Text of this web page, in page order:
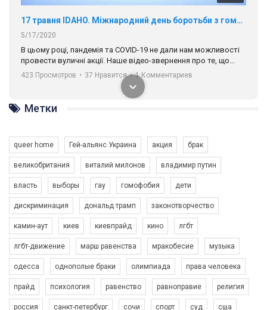
17 травня IDAHO. Міжнародний день боротьби з гомофобією трансфобією і біфобія.
5/17/2020
В цьому році, пандемія та COVІD-19 не дали нам можливості
провести вуличні акції. Наше відео-звернення про те, що
навіть коли ми у різних містах та не можемо зустрінеться, ми
разом. Ми закликаємо всіх хто поділяє цінності рівності та
солідарності, приєднатися до нас. Регіональні підрозділи
ГАУ є в 16 областях України.
Разом наш голос лунає гучніше!
423 Просмотров • 37 Нравится • 1 Комментариев
Зупинимо насильство проти ЛГБТ в Україні! Stop violence against LGBT in Ukraine!
6/30/2017
Емоційний та вражаючий промо-ролік на конкурс PACT, який
представляє програму "Гей-альянс Україна" з протидії
насильству проти ЛГБТ в Україні.
1.9K Просмотров • 226 Нравится • 5 Комментариев
Метки
queer home Гей-альянс Украина акция брак
великобритания виталий милонов владимир путин
власть выборы гау гомофобия дети
дискриминация дональд трамп законотворчество
камин-аут киев киевпрайд кино лгбт
лгбт-движение марш равенства мракобесие музыка
одесса однополые браки олимпиада права человека
прайд психология равенство равноправие религия
россия санкт-петербург сочи спорт суд сша